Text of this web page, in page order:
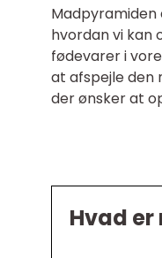
Madpyramiden
hvordan vi
fødevarer i
at afspejle den
der ønsker at
Hvad